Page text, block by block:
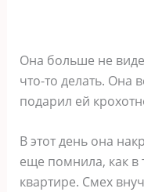
Она больше не
что-то делать. Она
подарил ей
В этот день она
еще помнила, как в
квартире. Смех